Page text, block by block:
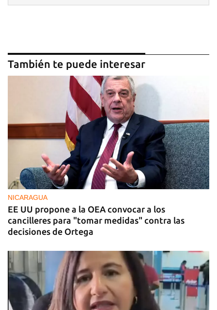
También te puede interesar
NICARAGUA
EE UU propone a la OEA convocar a los
cancilleres para "tomar medidas" contra las
decisiones de Ortega